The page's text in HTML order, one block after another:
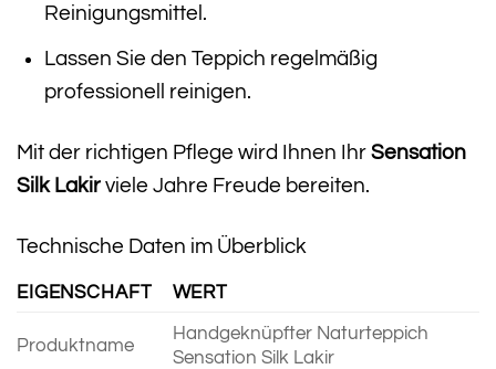
Reinigungsmittel.
Lassen Sie den Teppich regelmäßig
professionell reinigen.
Mit der richtigen Pflege wird Ihnen Ihr Sensation
Silk Lakir viele Jahre Freude bereiten.
Technische Daten im Überblick
EIGENSCHAFT WERT
Produktname
Handgeknüpfter Naturteppich
Sensation Silk Lakir